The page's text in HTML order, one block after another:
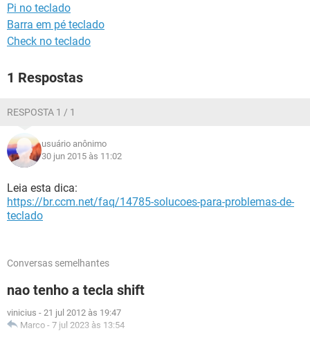
Pi no teclado
Barra em pé teclado
Check no teclado
1 Respostas
RESPOSTA 1 / 1
usuário anônimo
30 jun 2015 às 11:02
Leia esta dica:
https://br.ccm.net/faq/14785-solucoes-para-problemas-de-
teclado
Conversas semelhantes
nao tenho a tecla shift
vinicius - 21 jul 2012 às 19:47
Marco - 7 jul 2023 às 13:54